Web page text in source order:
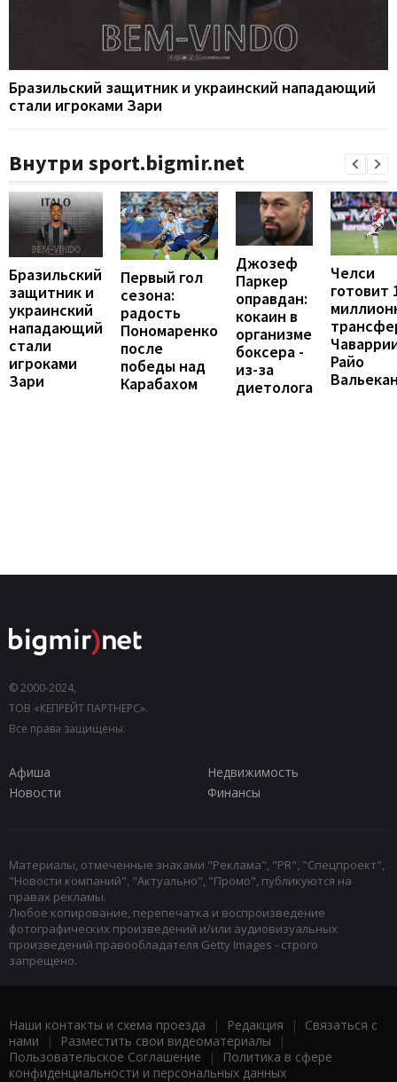
Бразильский защитник и украинский нападающий
стали игроками Зари
Внутри sport.bigmir.net
Бразильский
защитник и
украинский
нападающий
стали
игроками
Зари
Первый гол
сезона:
радость
Пономаренко
после
победы над
Карабахом
Джозеф
Паркер
оправдан:
кокаин в
организме
боксера -
из-за
диетолога
Челси
готовит
Райо
© 2000-2024,
ТОВ «КЕПРЕЙТ ПАРТНЕРС».
Все права защищены.
Афиша
Недвижимость
Новости
Финансы
Материалы, отмеченные знаками "Реклама", "PR", "Спецпроект",
"Новости компаний", "Актуально", "Промо", публикуются на
правах рекламы.
Любое копирование, перепечатка и воспроизведение
фотографических произведений и/или аудиовизуальных
произведений правообладателя Getty Images - строго
запрещено.
Наши контакты и схема проезда | Редакция | Связаться с
нами | Разместить свои видеоматериалы |
Пользовательское Соглашение |
Политика в сфере
конфиденциальности и персональных данных